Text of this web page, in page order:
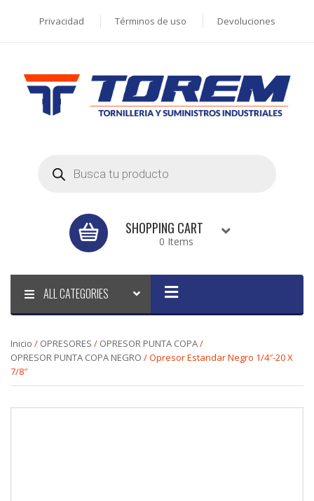
Privacidad Términos de uso Devoluciones
search
SHOPPING CART
0 Items
ALL CATEGORIES
Inicio / OPRESORES / OPRESOR PUNTA COPA/
OPRESOR PUNTA COPA NEGRO / Opresor Estandar Negro 1/4″-20 X
7/8″